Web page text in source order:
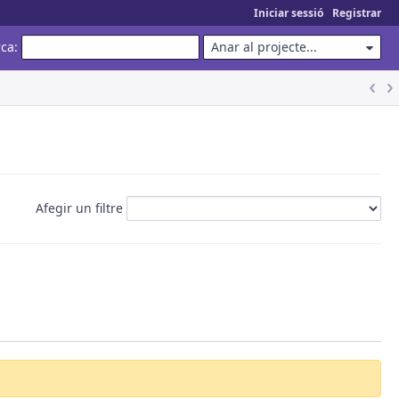
Iniciar sessió Registrar
: Anar al projecte...
Afegir un filtre